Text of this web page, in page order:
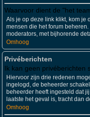
Waarvoor dient de "het
Als je op deze link klikt, kom je
mensen die het forum
moderators, met bijhorende
Omhoog
Privéberichten
Ik kan geen privéberichten
Hiervoor zijn drie redenen
ingelogd, de beheerder
beheerder heeft ingesteld dat
laatste het geval is, tracht dan
Omhoog